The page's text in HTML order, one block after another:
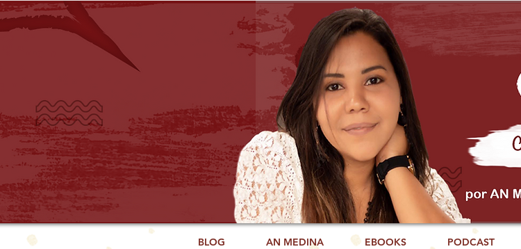
BLOG AN MEDINA EBOOKS PODCAST